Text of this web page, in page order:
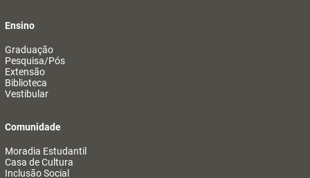
Ensino
Graduação
Pesquisa/Pós
Extensão
Biblioteca
Vestibular
Comunidade
Moradia Estudantil
Casa de Cultura
Inclusão Social